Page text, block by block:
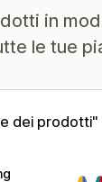
in
le tue
dei prodotti